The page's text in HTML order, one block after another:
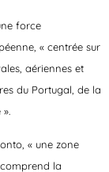
force
« centrée sur
aériennes et
du Portugal, de la
« une zone
la